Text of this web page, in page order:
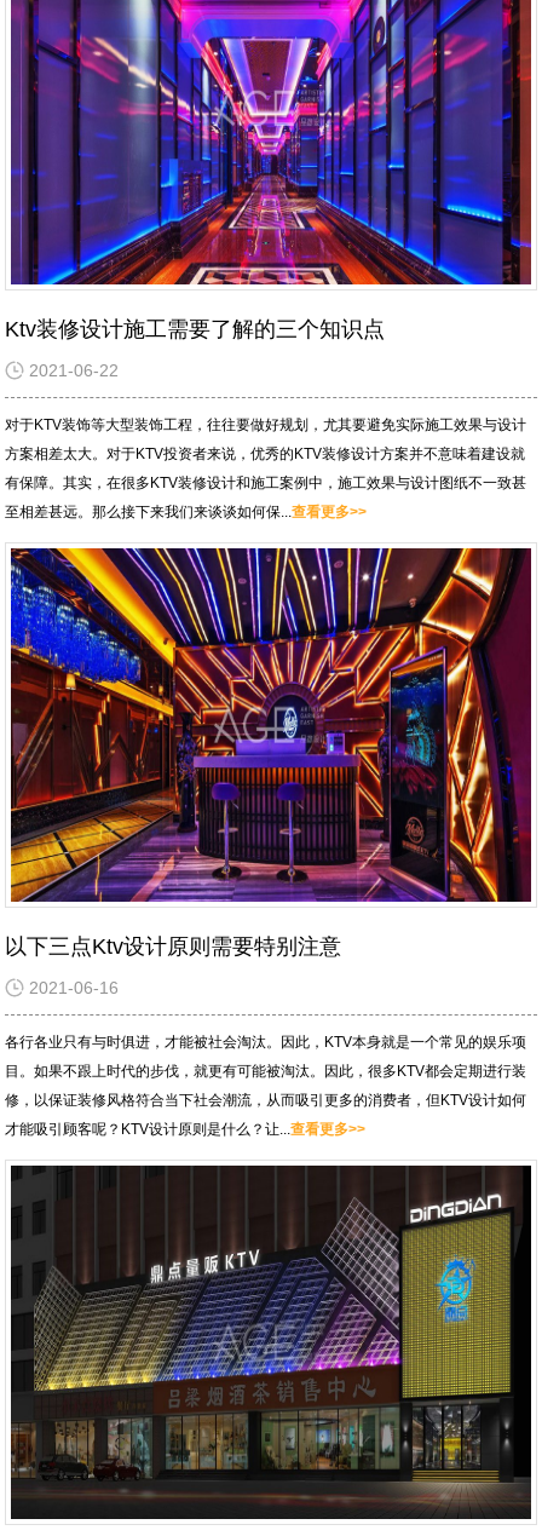
Ktv装修设计施工需要了解的三个知识点
2021-06-22
对于KTV装饰等大型装饰工程，往往要做好规划，尤其要避免实际施工效果与设计
方案相差太大。对于KTV投资者来说，优秀的KTV装修设计方案并不意味着建设就
有保障。其实，在很多KTV装修设计和施工案例中，施工效果与设计图纸不一致甚
至相差甚远。那么接下来我们来谈谈如何保...查看更多>>
以下三点Ktv设计原则需要特别注意
2021-06-16
各行各业只有与时俱进，才能被社会淘汰。因此，KTV本身就是一个常见的娱乐项
目。如果不跟上时代的步伐，就更有可能被淘汰。因此，很多KTV都会定期进行装
修，以保证装修风格符合当下社会潮流，从而吸引更多的消费者，但KTV设计如何
才能吸引顾客呢？KTV设计原则是什么？让...查看更多>>